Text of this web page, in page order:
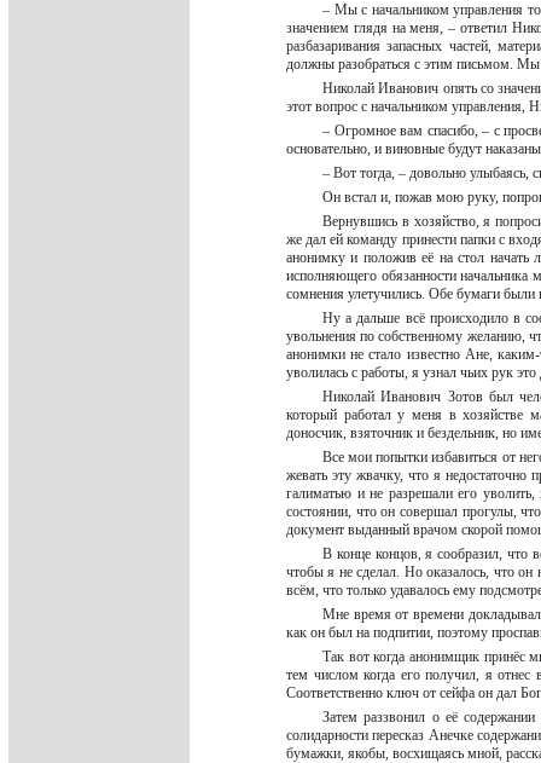
– Мы с начальником управления
значением глядя на меня, – ответил
разбазаривания запасных частей,
должны разобраться с этим письмом.
Николай Иванович опять со
этот вопрос с начальником управления,
– Огромное вам спасибо, – с
основательно, и виновные будут
– Вот тогда, – довольно
Он встал и, пожав мою руку,
Вернувшись в хозяйство, я
же дал ей команду принести папки с
анонимку и положив её на стол начать
исполняющего обязанности
сомнения улетучились. Обе бумаги
Ну а дальше всё происходило в
увольнения по собственному желанию,
анонимки не стало известно Ане,
уволилась с работы, я узнал чьих рук
Николай Иванович Зотов был
который работал у меня в хозяйстве
доносчик, взяточник и бездельник, но
Все мои попытки избавиться от
жевать эту жвачку, что я
галиматью и не разрешали его
состоянии, что он совершал прогулы,
документ выданный врачом скорой
В конце концов, я сообразил, что
чтобы я не сделал. Но оказалось, что он
всём, что только удавалось ему
Мне время от времени
как он был на подпитии, поэтому
Так вот когда анонимщик принёс
тем числом когда его получил, я
Соответственно ключ от сейфа он дал
Затем раззвонил о её
солидарности пересказ Анечке
бумажки, якобы, восхищаясь мной,